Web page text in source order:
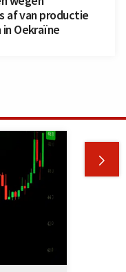
af van productie
Oekraïne
